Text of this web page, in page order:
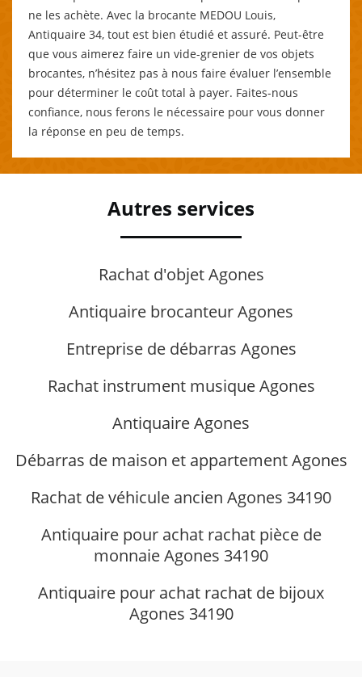
ne les achète. Avec la brocante MEDOU Louis,
Antiquaire 34, tout est bien étudié et assuré. Peut-être
que vous aimerez faire un vide-grenier de vos objets
brocantes, n’hésitez pas à nous faire évaluer l’ensemble
pour déterminer le coût total à payer. Faites-nous
confiance, nous ferons le nécessaire pour vous donner
la réponse en peu de temps.
Autres services
Rachat d'objet Agones
Antiquaire brocanteur Agones
Entreprise de débarras Agones
Rachat instrument musique Agones
Antiquaire Agones
Débarras de maison et appartement Agones
Rachat de véhicule ancien Agones 34190
Antiquaire pour achat rachat pièce de
monnaie Agones 34190
Antiquaire pour achat rachat de bijoux
Agones 34190